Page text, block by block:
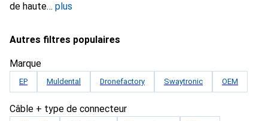
de haute
plus
Autres filtres populaires
Marque
EP Muldental Dronefactory Swaytronic OEM
Câble + type de connecteur